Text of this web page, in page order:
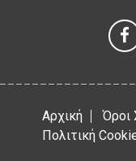
5 Αυγούστου 2026
Αρχική Όροι
Πολιτική